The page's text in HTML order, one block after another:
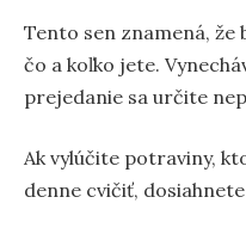
Tento sen znamená, že
čo a koľko jete.
prejedanie sa určite
Ak vylúčite potraviny,
denne cvičiť,